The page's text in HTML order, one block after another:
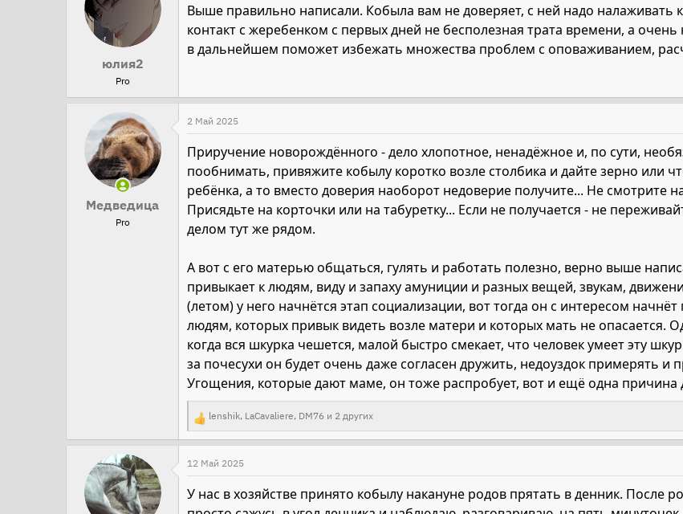
ц
и
и
юлия2
Pro
Выше правильно написали. Кобыла вам не доверяет, с ней надо налаживать
контакт с жеребенком с первых дней не бесполезная трата времени, а
в дальнейшем поможет избежать множества проблем с оповаживанием,
Медведица
Pro
2 Май 2025
Приручение новорождённого - дело хлопотное, ненадёжное и, по сути,
пообнимать, привяжите кобылу коротко возле столбика и дайте зерно или
ребёнка, а то вместо доверия наоборот недоверие получите... Не смотрите
Присядьте на корточки или на табуретку... Если не получается - не
делом тут же рядом.
А вот с его матерью общаться, гулять и работать полезно, верно выше
привыкает к людям, виду и запаху амуниции и разных вещей, звукам,
(летом) у него начнётся этап социализации, вот тогда он с интересом
людям, которых привык видеть возле матери и которых мать не опасается.
когда вся шкурка чешется, малой быстро смекает, что человек умеет эту
за почесухи он будет очень даже согласен дружить, недоуздок примерять и
Угощения, которые дают маме, он тоже распробует, вот и ещё одна причина
Р
е
а
lenshik, LaCavaliere, DM76 и 2 других
12 Май 2025
У нас в хозяйстве принято кобылу накануне родов прятать в денник. После